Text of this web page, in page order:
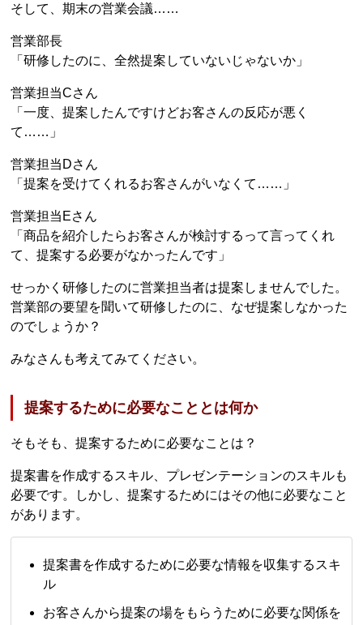
そして、期末の営業会議……
営業部長
「研修したのに、全然提案していないじゃないか」
営業担当Cさん
「一度、提案したんですけどお客さんの反応が悪く
て……」
営業担当Dさん
「提案を受けてくれるお客さんがいなくて……」
営業担当Eさん
「商品を紹介したらお客さんが検討するって言ってくれ
て、提案する必要がなかったんです」
せっかく研修したのに営業担当者は提案しませんでした。
営業部の要望を聞いて研修したのに、なぜ提案しなかった
のでしょうか？
みなさんも考えてみてください。
提案するために必要なこととは何か
そもそも、提案するために必要なことは？
提案書を作成するスキル、プレゼンテーションのスキルも
必要です。しかし、提案するためにはその他に必要なこと
があります。
提案書を作成するために必要な情報を収集するスキ
ル
お客さんから提案の場をもらうために必要な関係を